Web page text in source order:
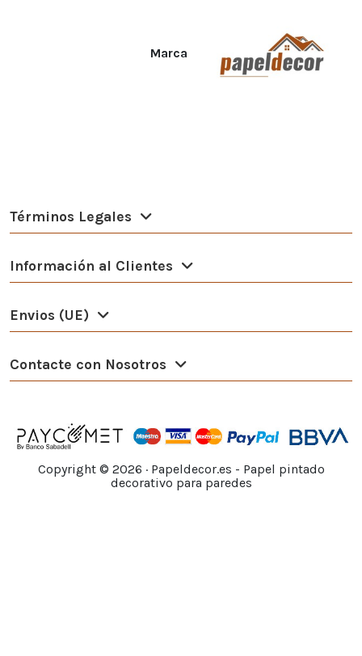
Marca
Términos Legales
Información al Clientes
Envios (UE)
Contacte con Nosotros
Copyright © 2026 · Papeldecor.es - Papel pintado
decorativo para paredes